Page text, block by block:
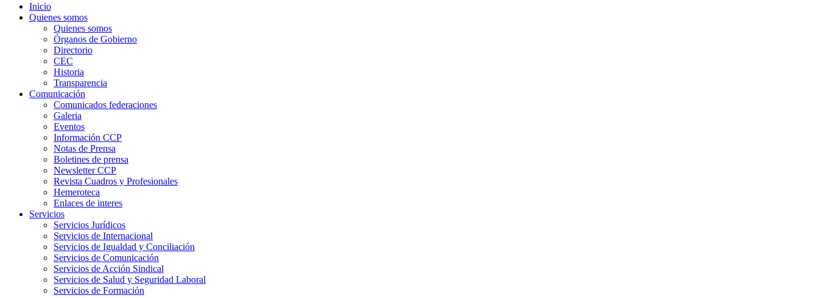
Inicio
Quienes somos
Quienes somos
Órganos de Gobierno
Directorio
CEC
Historia
Transparencia
Comunicación
Comunicados federaciones
Galeria
Eventos
Información CCP
Notas de Prensa
Boletines de prensa
Newsletter CCP
Revista Cuadros y Profesionales
Hemeroteca
Enlaces de interes
Servicios
Servicios Jurídicos
Servicios de Internacional
Servicios de Igualdad y Conciliación
Servicios de Comunicación
Servicios de Acción Sindical
Servicios de Salud y Seguridad Laboral
Servicios de Formación